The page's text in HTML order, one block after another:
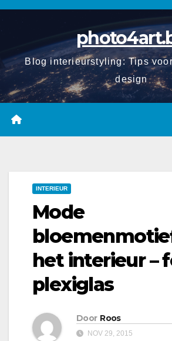
Spring
inhoudBlog interieurstyling: Tips
design
INTERIEUR
Mode
het interieur –
plexiglas
Door Roos
NOV 29, 2015